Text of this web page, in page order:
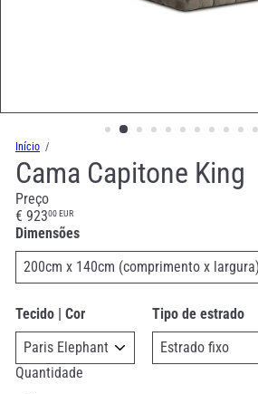
Início
Cama Capitone King
Preço
Preço
normal
€ 92300 EUR
Dimensões
Tecido | Cor Tipo de estrado
Quantidade